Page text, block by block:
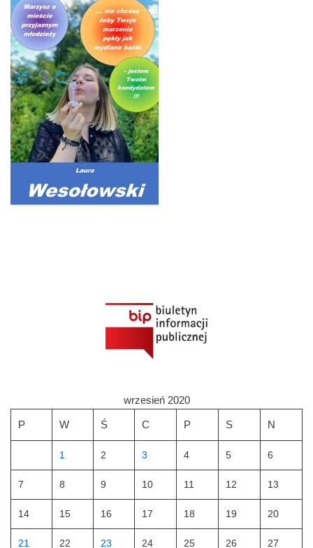
wrzesień 2020
P W Ś C P S N
1 2 3 4 5 6
7 8 9 10 11 12 13
14 15 16 17 18 19 20
21 22 23 24 25 26 27